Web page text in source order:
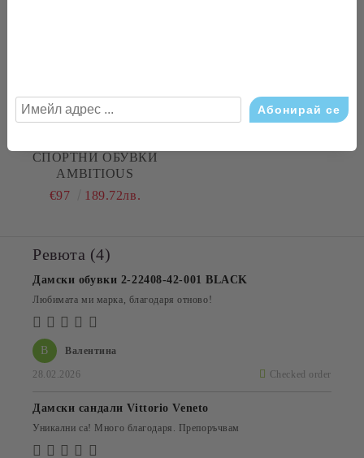
СПОРТНИ ОБУВКИ
AMBITIOUS
€97
189.72лв.
Ревюта (4)
В Валентина
28.02.2026 Checked order
Дамски обувки 2-22408-42-001 BLACK
Любимата ми марка, благодаря отново!
Дамски сандали Vittorio Veneto
Уникални са! Много благодаря. Препоръчвам